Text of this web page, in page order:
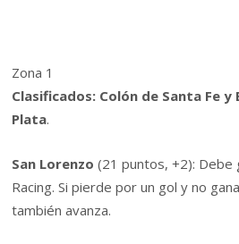
Zona 1
Clasificados: Colón de Santa Fe
Plata.
San Lorenzo(21 puntos, +2): Debe
Racing. Si pierde por un gol y no
también avanza.